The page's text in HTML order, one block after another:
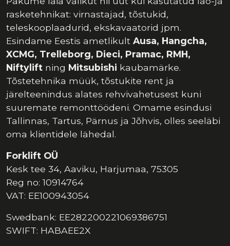
rasketehnikat: virnastajad, tõstukid,
teleskooplaadurid, ekskavaatorid jpm.
Esindame Eestis ametlikult Ausa, Hangcha,
XCMG, Trelleborg, Dieci, Pramac, RMH,
Niftylift ning Mitsubishi kaubamärke.
Tõstetehnika müük, tõstukite rent ja
järelteenindus alates rehvivahetusest kuni
suuremate remonttöödeni. Omame esindusi
Tallinnas, Tartus, Pärnus ja Jõhvis, olles seeläbi
oma klientidele lähedal.
Forklift OÜ
Kesk tee 34, Aaviku, Harjumaa, 75305
Reg no: 10914764
VAT: EE100943054
Swedbank: EE282200221069386751
SWIFT: HABAEE2X